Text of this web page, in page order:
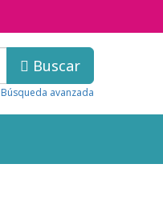
Buscar
Búsqueda avanzada